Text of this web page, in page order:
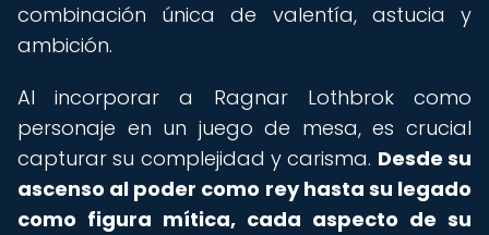
combinación única de valentía, astucia y
ambición.
Al incorporar a Ragnar Lothbrok como
personaje en un juego de mesa, es crucial
capturar su complejidad y carisma. Desde su
ascenso al poder como rey hasta su legado
como figura mítica, cada aspecto de su